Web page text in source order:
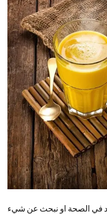
في الصحة او نبحث عن شيء